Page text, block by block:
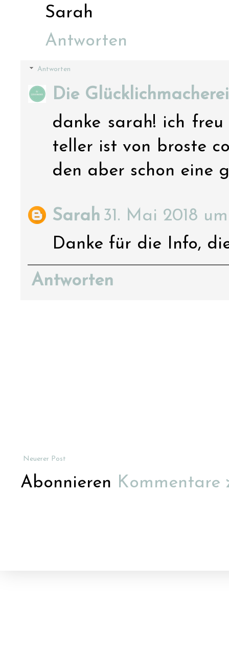
Sarah
Antworten
Antworten
Die Glücklichmacherei
danke sarah! ich
teller ist von broste
den aber schon eine
Sarah 31. Mai 2018
Danke für die Info,
Antworten
Neuerer Post
Abonnieren Kommentare